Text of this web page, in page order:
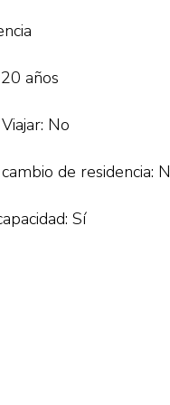
años
No
de residencia:
Sí